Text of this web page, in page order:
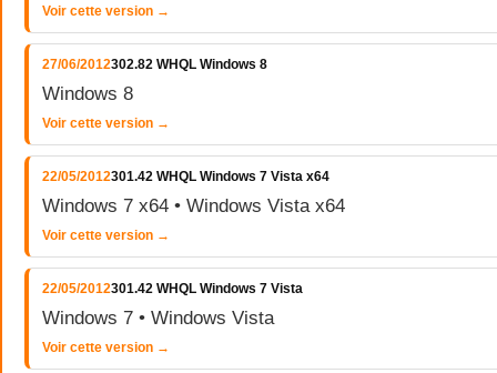
Voir cette version →
27/06/2012302.82 WHQL Windows 8
Windows 8
Voir cette version →
22/05/2012301.42 WHQL Windows 7 Vista x64
Windows 7 x64 • Windows Vista x64
Voir cette version →
22/05/2012301.42 WHQL Windows 7 Vista
Windows 7 • Windows Vista
Voir cette version →